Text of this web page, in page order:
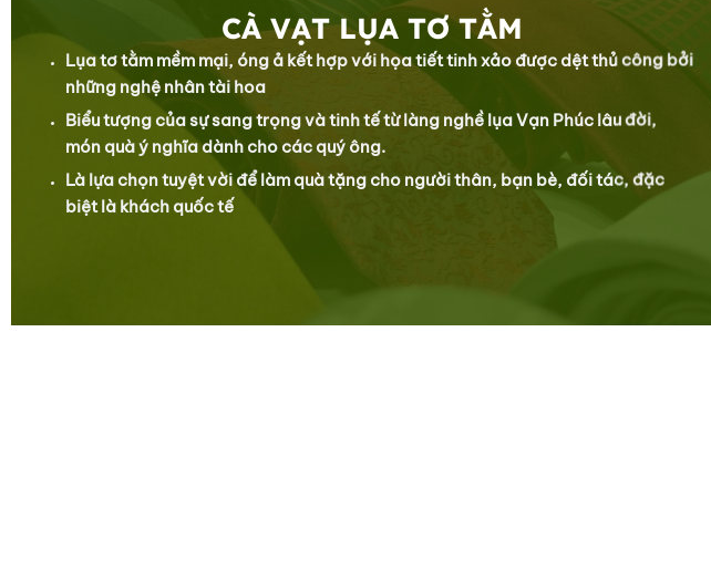
CÀ VẠT LỤA TƠ TẰM
Lụa tơ tằm mềm mại, óng ả kết hợp với họa tiết tinh xảo được dệt thủ công bởi
những nghệ nhân tài hoa
Biểu tượng của sự sang trọng và tinh tế từ làng nghề lụa Vạn Phúc lâu đời,
món quà ý nghĩa dành cho các quý ông.
Là lựa chọn tuyệt vời để làm quà tặng cho người thân, bạn bè, đối tác, đặc
biệt là khách quốc tế